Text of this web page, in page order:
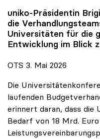
uniko-Präsidentin
die
Universitäten für die
Entwicklung im Blick
OTS 3. Mai 2026
Die
laufenden
erinnert daran, dass die
Bedarf von 18 Mrd.